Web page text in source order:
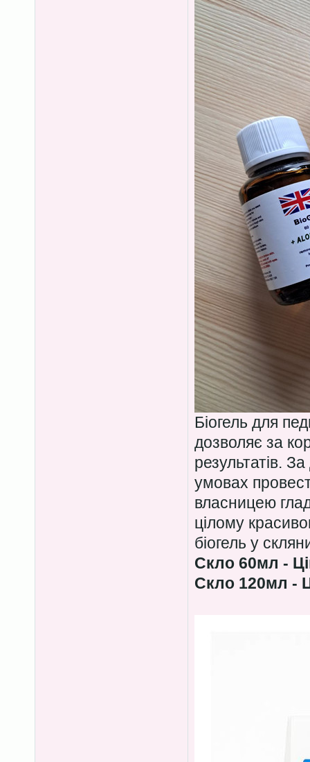
Біогель для
дозволяє за
результатів.
умовах
власницею
цілому
біогель у
Скло 60мл -
Скло 120мл -